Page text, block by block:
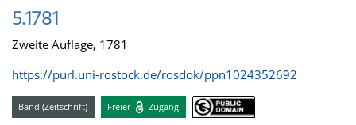
5.1781
Zweite Auflage, 1781
https://purl.uni-rostock.de/rosdok/ppn1024352692
Band (Zeitschrift) Freier Zugang